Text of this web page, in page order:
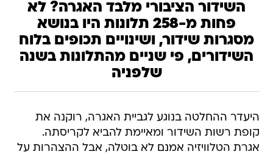
השידור הציבורי מלבד האגרה? לא
פחות מ-258 תלונות היו בנושא
מסגרות שידור, ושינויים תכופים בלוח
השידורים, פי שניים מהתלונות בשנה
שלפניה
היעדר ההחלטה בנוגע לגביית האגרה, רוקנה את
קופת רשות השידור ומאיימת להביא לקריסתה.
אגרת הטלוויזיה אמנם לא בוטלה, אבל ההצהרות על